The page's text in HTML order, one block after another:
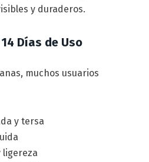
y duraderos.
Días de Uso
muchos usuarios
y tersa
ligereza